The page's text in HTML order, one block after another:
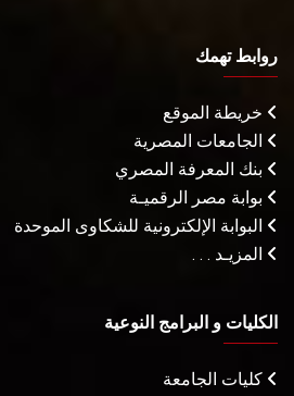
روابط تهمك
خريطة الموقع
الجامعات المصرية
بنك المعرفة المصري
بوابة مصر الرقميـة
البوابة الإلكترونية للشكاوى الموحدة
المزيـد . . .
الكليات و البرامج النوعية
كليات الجامعة